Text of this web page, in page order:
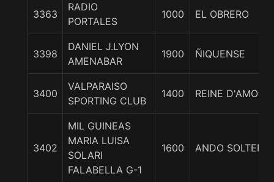
3363
RADIO
PORTALES
1000 EL OBRERO
3398
DANIEL J.LYON
AMENABAR
1900 ÑIQUENSE
3400
VALPARAISO
SPORTING CLUB
1400 REINE D'AMOUR
3402
MIL GUINEAS
MARIA LUISA
SOLARI
FALABELLA G-1
1600 ANDO SOLTERA